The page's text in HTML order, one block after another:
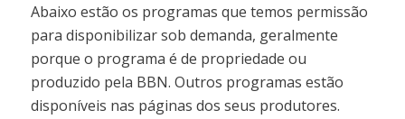
Abaixo estão os programas que temos permissão
para disponibilizar sob demanda, geralmente
porque o programa é de propriedade ou
produzido pela BBN. Outros programas estão
disponíveis nas páginas dos seus produtores.